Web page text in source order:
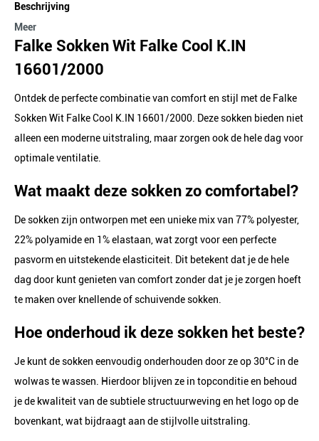
Beschrijving
Meer
Falke Sokken Wit Falke Cool K.IN
16601/2000
Ontdek de perfecte combinatie van comfort en stijl met de Falke
Sokken Wit Falke Cool K.IN 16601/2000. Deze sokken bieden niet
alleen een moderne uitstraling, maar zorgen ook de hele dag voor
optimale ventilatie.
Wat maakt deze sokken zo comfortabel?
De sokken zijn ontworpen met een unieke mix van 77% polyester,
22% polyamide en 1% elastaan, wat zorgt voor een perfecte
pasvorm en uitstekende elasticiteit. Dit betekent dat je de hele
dag door kunt genieten van comfort zonder dat je je zorgen hoeft
te maken over knellende of schuivende sokken.
Hoe onderhoud ik deze sokken het beste?
Je kunt de sokken eenvoudig onderhouden door ze op 30°C in de
wolwas te wassen. Hierdoor blijven ze in topconditie en behoud
je de kwaliteit van de subtiele structuurweving en het logo op de
bovenkant, wat bijdraagt aan de stijlvolle uitstraling.